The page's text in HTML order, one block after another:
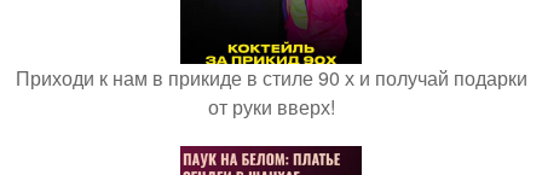
Приходи к нам в прикиде в стиле 90 х и получай подарки
от руки вверх!